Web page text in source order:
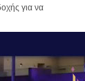
για να